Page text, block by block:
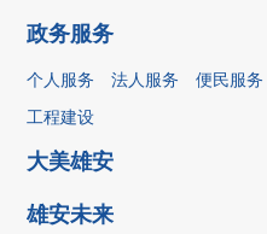
政务服务
个人服务 法人服务 便民服务
工程建设
大美雄安
雄安未来